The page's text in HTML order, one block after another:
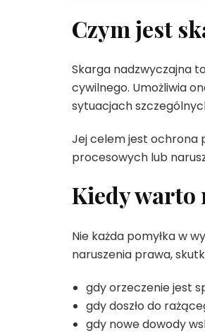
Czym jest
Skarga nadzwyczajna
cywilnego. Umożliwia
sytuacjach
Jej celem jest ochrona
procesowych lub
Kiedy warto
Nie każda pomyłka w
naruszenia prawa,
gdy orzeczenie jest
gdy doszło do
gdy nowe dowody